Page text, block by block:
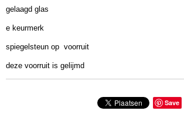
Bruto gewicht
gelaagd glas
e keurmerk
spiegelsteun op voorruit
deze voorruit is gelijmd
Save